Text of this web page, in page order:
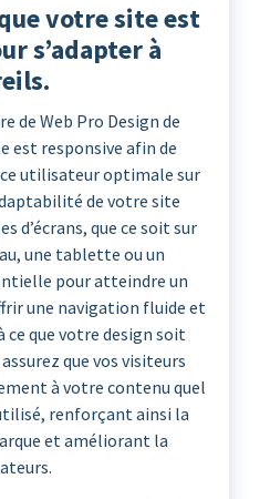
votre site est
s’adapter à
de Web Pro Design de
est responsive afin de
utilisateur optimale sur
de votre site
d’écrans, que ce soit sur
une tablette ou un
pour atteindre un
une navigation fluide et
ce que votre design soit
que vos visiteurs
à votre contenu quel
renforçant ainsi la
et améliorant la